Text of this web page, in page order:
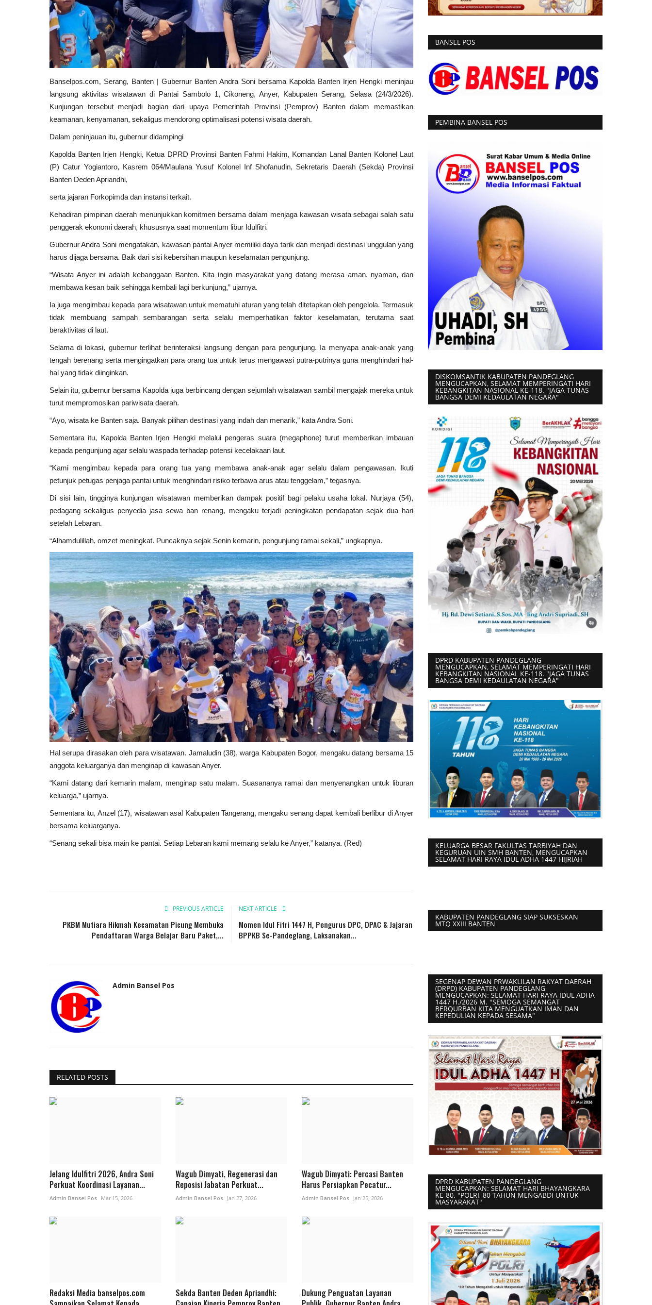
Banselpos.com, Serang, Banten | Gubernur Banten Andra Soni bersama Kapolda Banten Irjen Hengki meninjau
langsung aktivitas wisatawan di Pantai Sambolo 1, Cikoneng, Anyer, Kabupaten Serang, Selasa (24/3/2026).
Kunjungan tersebut menjadi bagian dari upaya Pemerintah Provinsi (Pemprov) Banten dalam memastikan
keamanan, kenyamanan, sekaligus mendorong optimalisasi potensi wisata daerah.
Dalam peninjauan itu, gubernur didampingi
Kapolda Banten Irjen Hengki, Ketua DPRD Provinsi Banten Fahmi Hakim, Komandan Lanal Banten Kolonel Laut
(P) Catur Yogiantoro, Kasrem 064/Maulana Yusuf Kolonel Inf Shofanudin, Sekretaris Daerah (Sekda) Provinsi
Banten Deden Apriandhi,
serta jajaran Forkopimda dan instansi terkait.
Kehadiran pimpinan daerah menunjukkan komitmen bersama dalam menjaga kawasan wisata sebagai salah satu
penggerak ekonomi daerah, khususnya saat momentum libur Idulfitri.
Gubernur Andra Soni mengatakan, kawasan pantai Anyer memiliki daya tarik dan menjadi destinasi unggulan yang
harus dijaga bersama. Baik dari sisi kebersihan maupun keselamatan pengunjung.
“Wisata Anyer ini adalah kebanggaan Banten. Kita ingin masyarakat yang datang merasa aman, nyaman, dan
membawa kesan baik sehingga kembali lagi berkunjung,” ujarnya.
Ia juga mengimbau kepada para wisatawan untuk mematuhi aturan yang telah ditetapkan oleh pengelola. Termasuk
tidak membuang sampah sembarangan serta selalu memperhatikan faktor keselamatan, terutama saat
beraktivitas di laut.
Selama di lokasi, gubernur terlihat berinteraksi langsung dengan para pengunjung. Ia menyapa anak-anak yang
tengah berenang serta mengingatkan para orang tua untuk terus mengawasi putra-putrinya guna menghindari hal-
hal yang tidak diinginkan.
Selain itu, gubernur bersama Kapolda juga berbincang dengan sejumlah wisatawan sambil mengajak mereka untuk
turut mempromosikan pariwisata daerah.
“Ayo, wisata ke Banten saja. Banyak pilihan destinasi yang indah dan menarik,” kata Andra Soni.
Sementara itu, Kapolda Banten Irjen Hengki melalui pengeras suara (megaphone) turut memberikan imbauan
kepada pengunjung agar selalu waspada terhadap potensi kecelakaan laut.
“Kami mengimbau kepada para orang tua yang membawa anak-anak agar selalu dalam pengawasan. Ikuti
petunjuk petugas penjaga pantai untuk menghindari risiko terbawa arus atau tenggelam,” tegasnya.
Di sisi lain, tingginya kunjungan wisatawan memberikan dampak positif bagi pelaku usaha lokal. Nurjaya (54),
pedagang sekaligus penyedia jasa sewa ban renang, mengaku terjadi peningkatan pendapatan sejak dua hari
setelah Lebaran.
“Alhamdulillah, omzet meningkat. Puncaknya sejak Senin kemarin, pengunjung ramai sekali,” ungkapnya.
Hal serupa dirasakan oleh para wisatawan. Jamaludin (38), warga Kabupaten Bogor, mengaku datang bersama 15
anggota keluarganya dan menginap di kawasan Anyer.
“Kami datang dari kemarin malam, menginap satu malam. Suasananya ramai dan menyenangkan untuk liburan
keluarga,” ujarnya.
Sementara itu, Anzel (17), wisatawan asal Kabupaten Tangerang, mengaku senang dapat kembali berlibur di Anyer
bersama keluarganya.
“Senang sekali bisa main ke pantai. Setiap Lebaran kami memang selalu ke Anyer,” katanya. (Red)
PREVIOUS ARTICLE
PKBM Mutiara Hikmah Kecamatan Picung Membuka
Pendaftaran Warga Belajar Baru Paket,...
NEXT ARTICLE
Momen Idul Fitri 1447 H, Pengurus DPC, DPAC & Jajaran
BPPKB Se-Pandeglang, Laksanakan...
Admin Bansel Pos
RELATED POSTS
Jelang Idulfitri 2026, Andra Soni
Perkuat Koordinasi Layanan...
Admin Bansel Pos Mar 15, 2026
Wagub Dimyati, Regenerasi dan
Reposisi Jabatan Perkuat...
Admin Bansel Pos Jan 27, 2026
Wagub Dimyati: Percasi Banten
Harus Persiapkan Pecatur...
Admin Bansel Pos Jan 25, 2026
Redaksi Media banselpos.com
Sekda Banten Deden Apriandhi:
Dukung Penguatan Layanan
BANSEL POS
PEMBINA BANSEL POS
DISKOMSANTIK KABUPATEN PANDEGLANG
MENGUCAPKAN, SELAMAT MEMPERINGATI HARI
KEBANGKITAN NASIONAL KE-118. "JAGA TUNAS
BANGSA DEMI KEDAULATAN NEGARA"
DPRD KABUPATEN PANDEGLANG
MENGUCAPKAN, SELAMAT MEMPERINGATI HARI
KEBANGKITAN NASIONAL KE-118. "JAGA TUNAS
BANGSA DEMI KEDAULATAN NEGARA"
KELUARGA BESAR FAKULTAS TARBIYAH DAN
KEGURUAN UIN SMH BANTEN, MENGUCAPKAN
SELAMAT HARI RAYA IDUL ADHA 1447 HIJRIAH
KABUPATEN PANDEGLANG SIAP SUKSESKAN
MTQ XXIII BANTEN
SEGENAP DEWAN PRWAKLILAN RAKYAT DAERAH
(DRPD) KABUPATEN PANDEGLANG
MENGUCAPKAN: SELAMAT HARI RAYA IDUL ADHA
1447 H./2026 M. "SEMOGA SEMANGAT
BERQURBAN KITA MENGUATKAN IMAN DAN
KEPEDULIAN KEPADA SESAMA"
DPRD KABUPATEN PANDEGLANG
MENGUCAPKAN: SELAMAT HARI BHAYANGKARA
KE-80. "POLRI, 80 TAHUN MENGABDI UNTUK
MASYARAKAT"